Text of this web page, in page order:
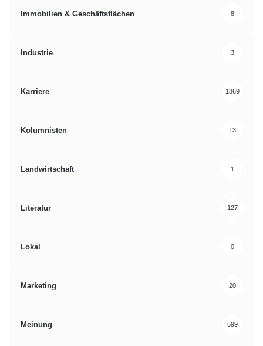
Immobilien & Geschäftsflächen 8
Industrie 3
Karriere 1869
Kolumnisten 13
Landwirtschaft 1
Literatur 127
Lokal 0
Marketing 20
Meinung 599